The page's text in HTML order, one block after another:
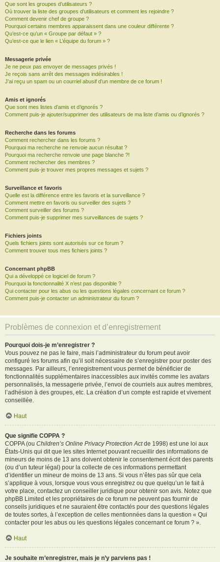
Que sont les groupes d’utilisateurs ?
Où trouver la liste des groupes d’utilisateurs et comment les rejoindre ?
Comment devenir chef de groupe ?
Pourquoi certains membres apparaissent dans une couleur différente ?
Qu’est-ce qu’un « Groupe par défaut » ?
Qu’est-ce que le lien « L’équipe du forum » ?
Messagerie privée
Je ne peux pas envoyer de messages privés !
Je reçois sans arrêt des messages indésirables !
J’ai reçu un spam ou un courriel abusif d’un membre de ce forum !
Amis et ignorés
Que sont mes listes d’amis et d’ignorés ?
Comment puis-je ajouter/supprimer des utilisateurs de ma liste d’amis ou d’ignorés ?
Recherche dans les forums
Comment rechercher dans les forums ?
Pourquoi ma recherche ne renvoie aucun résultat ?
Pourquoi ma recherche renvoie une page blanche ?!
Comment rechercher des membres ?
Comment puis-je trouver mes propres messages et sujets ?
Surveillance et favoris
Quelle est la différence entre les favoris et la surveillance ?
Comment mettre en favoris ou surveiller des sujets ?
Comment surveiller des forums ?
Comment puis-je supprimer mes surveillances de sujets ?
Fichiers joints
Quels fichiers joints sont autorisés sur ce forum ?
Comment trouver tous mes fichiers joints ?
Concernant phpBB
Qui a développé ce logiciel de forum ?
Pourquoi la fonctionnalité X n’est pas disponible ?
Qui contacter pour les abus ou les questions légales concernant ce forum ?
Comment puis-je contacter un administrateur du forum ?
Problèmes de connexion et d’enregistrement
Pourquoi dois-je m’enregistrer ?
Vous pouvez ne pas le faire, mais l’administrateur du forum peut avoir
configuré les forums afin qu’il soit nécessaire de s’enregistrer pour poster des
messages. Par ailleurs, l’enregistrement vous permet de bénéficier de
fonctionnalités supplémentaires inaccessibles aux invités comme les avatars
personnalisés, la messagerie privée, l’envoi de courriels aux autres membres,
l’adhésion à des groupes, etc. La création d’un compte est rapide et vivement
conseillée.
Haut
Que signifie COPPA ?
COPPA (ou Children’s Online Privacy Protection Actde 1998) est une loi aux
États-Unis qui dit que les sites Internet pouvant recueillir des informations de
mineurs de moins de 13 ans doivent obtenir le consentement écrit des parents
(ou d’un tuteur légal) pour la collecte de ces informations permettant
d’identifier un mineur de moins de 13 ans. Si vous n’êtes pas sûr que cela
s’applique à vous, lorsque vous vous enregistrez ou que quelqu’un le fait à
votre place, contactez un conseiller juridique pour obtenir son avis. Notez que
phpBB Limited et les propriétaires de ce forum ne peuvent pas fournir de
conseils juridiques et ne sauraient être contactés pour des questions légales
de toutes sortes, à l’exception de celles mentionnées dans la question « Qui
contacter pour les abus ou les questions légales concernant ce forum ? ».
Haut
Je souhaite m’enregistrer, mais je n’y parviens pas !